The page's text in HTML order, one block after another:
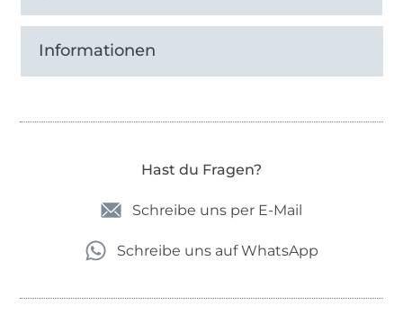
Informationen
Hast du Fragen?
Schreibe uns per E-Mail
Schreibe uns auf WhatsApp